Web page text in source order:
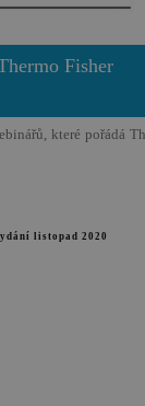
Fisher
které pořádá
listopad 2020